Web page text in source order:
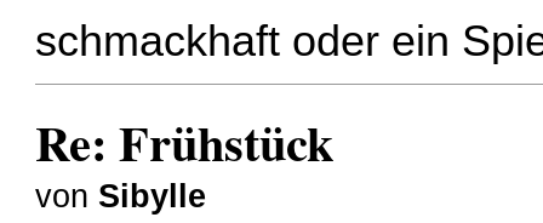
schmackhaft oder ein
Re: Frühstück
von Sibylle